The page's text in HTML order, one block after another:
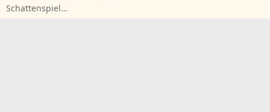
Schattenspiel